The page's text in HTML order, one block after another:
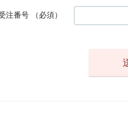
注番号 （必須）